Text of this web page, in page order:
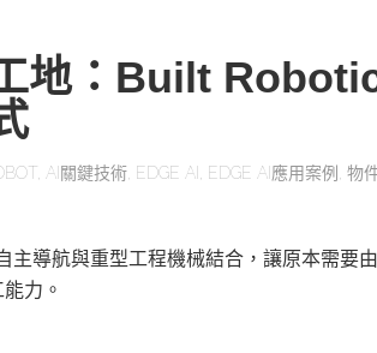
地：Built
AI關鍵技術 EDGE AI EDGE AI應用案例 物
導航與重型工程機械結合，讓原本需要
力。